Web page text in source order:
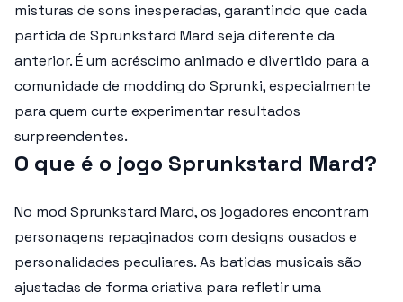
misturas de sons inesperadas, garantindo que cada
partida de Sprunkstard Mard seja diferente da
anterior. É um acréscimo animado e divertido para a
comunidade de modding do Sprunki, especialmente
para quem curte experimentar resultados
surpreendentes.
O que é o jogo Sprunkstard Mard?
No mod Sprunkstard Mard, os jogadores encontram
personagens repaginados com designs ousados e
personalidades peculiares. As batidas musicais são
ajustadas de forma criativa para refletir uma